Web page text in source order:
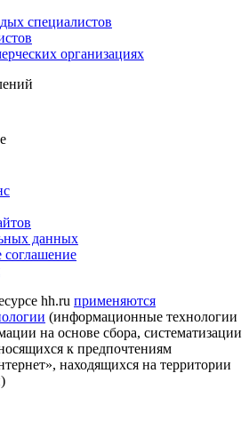
специалистов
организациях
данных
соглашение
hh.ru применяются
(информационные технологии
на основе сбора, систематизации
к предпочтениям
находящихся на территории